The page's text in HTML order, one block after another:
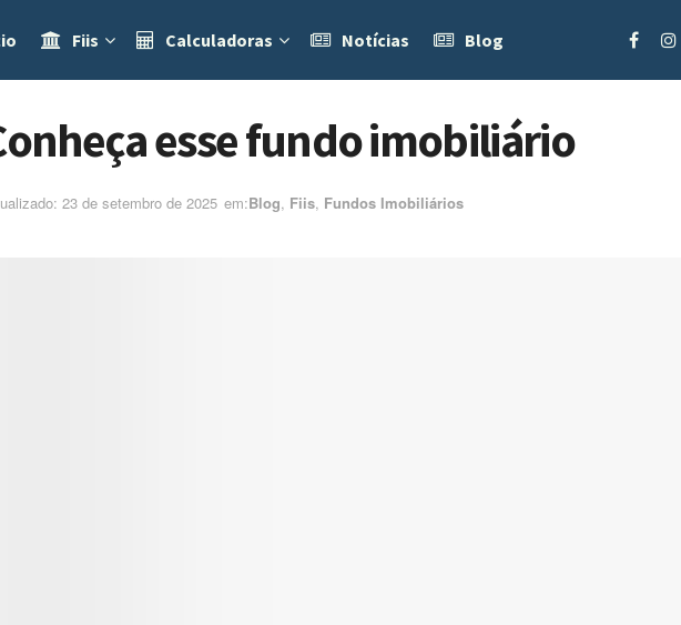
Fiis Calculadoras Notícias Blog
esse fundo imobiliário
23 de setembro de 2025 em:ㅤBlog, Fiis, Fundos Imobiliários